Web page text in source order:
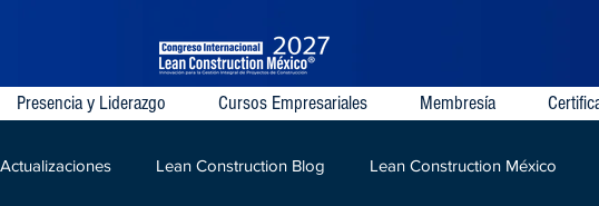
Presencia y Liderazgo Cursos Empresariales Membresía
Actualizaciones Lean Construction Blog Lean Construction México